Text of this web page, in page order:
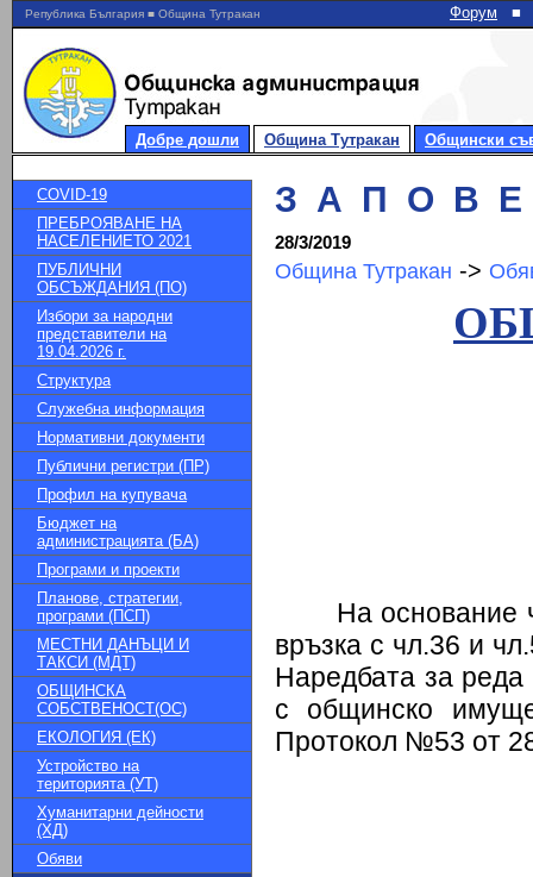
Република България ■ Община Тутракан Форум ■
Добре дошли Община Тутракан Общински
COVID-19
ПРЕБРОЯВАНЕ НА
НАСЕЛЕНИЕТО 2021
ПУБЛИЧНИ
ОБСЪЖДАНИЯ (ПО)
Избори за народни
представители на
19.04.2026 г.
Структура
Служебна информация
Нормативни документи
Публични регистри (ПР)
Профил на купувача
Бюджет на
администрацията (БА)
Програми и проекти
Планове, стратегии,
програми (ПСП)
МЕСТНИ ДАНЪЦИ И
ТАКСИ (МДТ)
ОБЩИНСКА
СОБСТВЕНОСТ(ОС)
ЕКОЛОГИЯ (ЕК)
Устройство на
територията (УТ)
Хуманитарни дейности
(ХД)
Обяви
З А П О В Е Д
28/3/2019
Община Тутракан ->
На основание
връзка с чл.36 и
Наредбата за
с общинско
Протокол №53 от